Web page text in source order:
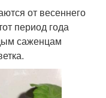
от весеннего
период года
саженцам